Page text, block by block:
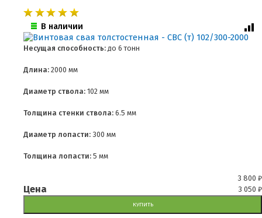
В наличии
Несущая способность: до 6 тонн
Длина: 2000 мм
Диаметр ствола: 102 мм
Толщина стенки ствола: 6.5 мм
Диаметр лопасти: 300 мм
Толщина лопасти: 5 мм
3 800 ₽
Цена 3 050 ₽
КУПИТЬ